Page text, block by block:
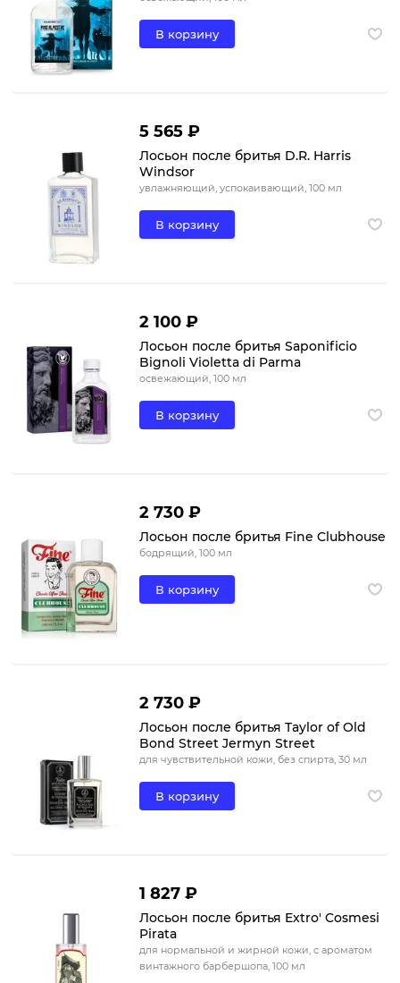
В корзину
5 565 ₽
Лосьон после бритья D.R. Harris
Windsor
увлажняющий, успокаивающий, 100 мл
В корзину
2 100 ₽
Лосьон после бритья Saponificio
Bignoli Violetta di Parma
освежающий, 100 мл
В корзину
2 730 ₽
Лосьон после бритья Fine Clubhouse
бодрящий, 100 мл
В корзину
2 730 ₽
Лосьон после бритья Taylor of Old
Bond Street Jermyn Street
для чувствительной кожи, без спирта, 30 мл
В корзину
1 827 ₽
Лосьон после бритья Extro' Cosmesi
Pirata
для нормальной и жирной кожи, с ароматом
винтажного барбершопа, 100 мл